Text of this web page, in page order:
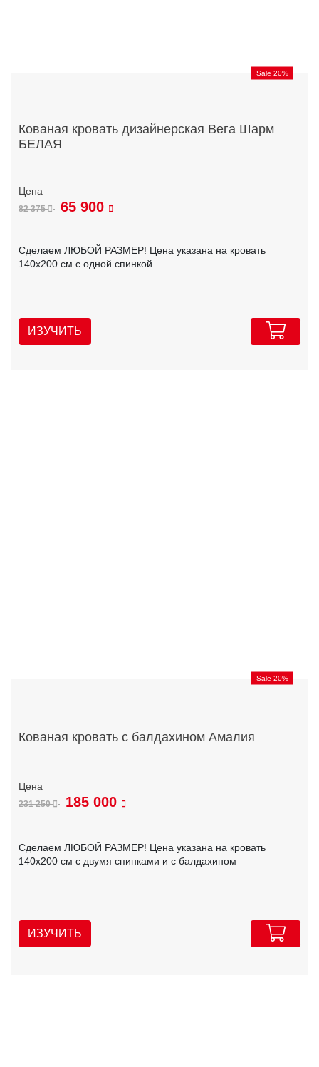
Sale 20%
Кованая кровать дизайнерская Вега Шарм
БЕЛАЯ
82 375 65 900
Сделаем ЛЮБОЙ РАЗМЕР! Цена указана на кровать
140х200 см с одной спинкой.
ИЗУЧИТЬ
Sale 20%
Кованая кровать с балдахином Амалия
231 250 185 000
Сделаем ЛЮБОЙ РАЗМЕР! Цена указана на кровать
140х200 см с двумя спинками и с балдахином
ИЗУЧИТЬ